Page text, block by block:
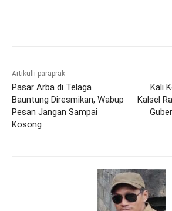
Artikulli paraprak
Pasar Arba di Telaga
Bauntung Diresmikan, Wabup
Pesan Jangan Sampai
Kosong
Kali
Kalsel